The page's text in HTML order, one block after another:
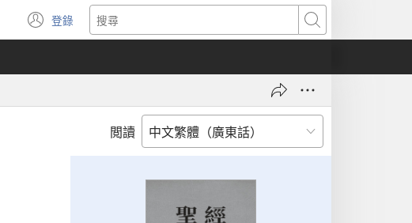
登錄
（開
啟
視
搜
尋
閲讀